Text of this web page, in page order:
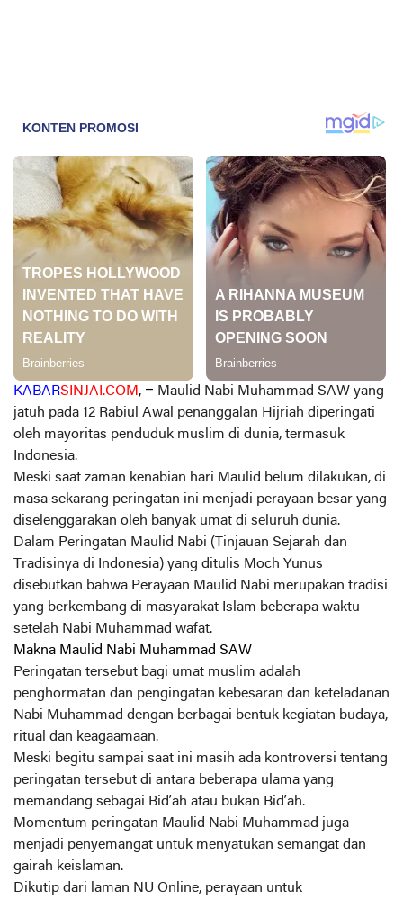
KABARSINJAI.COM , – Maulid Nabi Muhammad SAW yang
jatuh pada 12 Rabiul Awal penanggalan Hijriah diperingati
oleh mayoritas penduduk muslim di dunia, termasuk
Indonesia.
Meski saat zaman kenabian hari Maulid belum dilakukan, di
masa sekarang peringatan ini menjadi perayaan besar yang
diselenggarakan oleh banyak umat di seluruh dunia.
Dalam Peringatan Maulid Nabi (Tinjauan Sejarah dan
Tradisinya di Indonesia) yang ditulis Moch Yunus
disebutkan bahwa Perayaan Maulid Nabi merupakan tradisi
yang berkembang di masyarakat Islam beberapa waktu
setelah Nabi Muhammad wafat.
Makna Maulid Nabi Muhammad SAW
Peringatan tersebut bagi umat muslim adalah
penghormatan dan pengingatan kebesaran dan keteladanan
Nabi Muhammad dengan berbagai bentuk kegiatan budaya,
ritual dan keagaamaan.
Meski begitu sampai saat ini masih ada kontroversi tentang
peringatan tersebut di antara beberapa ulama yang
memandang sebagai Bid’ah atau bukan Bid’ah.
Momentum peringatan Maulid Nabi Muhammad juga
menjadi penyemangat untuk menyatukan semangat dan
gairah keislaman.
Dikutip dari laman NU Online, perayaan untuk